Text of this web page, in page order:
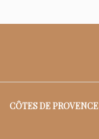
CÔTES DE PROVENCE